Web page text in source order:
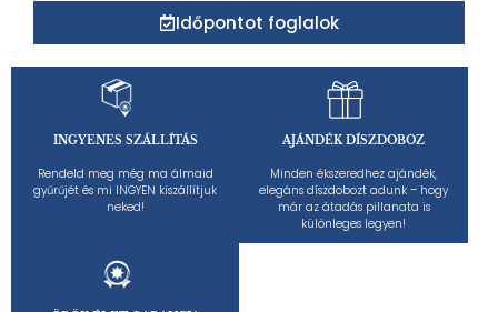
INGYENES SZÁLLÍTÁS
Rendeld meg még ma álmaid
gyűrűjét és mi INGYEN kiszállítjuk
neked!
AJÁNDÉK DÍSZDOBOZ
Minden ékszeredhez ajándék,
elegáns díszdobozt adunk – hogy
már az átadás pillanata is
különleges legyen!
Időpontot foglalok